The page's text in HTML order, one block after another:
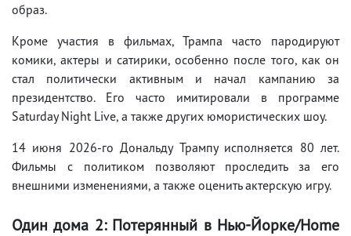
образ.
Кроме участия в фильмах, Трампа часто пародируют
комики, актеры и сатирики, особенно после того, как он
стал политически активным и начал кампанию за
президентство. Его часто имитировали в программе
Saturday Night Live, а также других юмористических шоу.
14 июня 2026-го Дональду Трампу исполняется 80 лет.
Фильмы с политиком позволяют проследить за его
внешними изменениями, а также оценить актерскую игру.
Один дома 2: Потерянный в Нью-Йорке/Home